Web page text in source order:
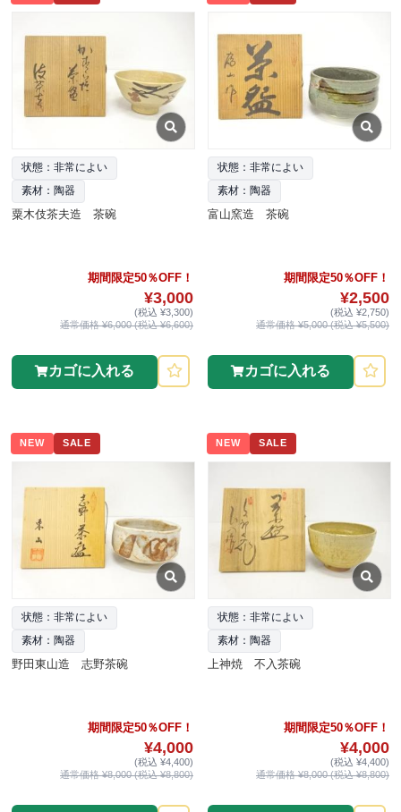
状態：非常によい
素材：陶器
粟木伎茶夫造 茶碗
期間限定50％OFF！
¥3,000
(税込 ¥3,300)
通常価格 ¥6,000 (税込 ¥6,600)
カゴに入れる
状態：非常によい
素材：陶器
富山窯造 茶碗
期間限定50％OFF！
¥2,500
(税込 ¥2,750)
通常価格 ¥5,000 (税込 ¥5,500)
カゴに入れる
NEW SALE
状態：非常によい
素材：陶器
野田東山造 志野茶碗
期間限定50％OFF！
¥4,000
(税込 ¥4,400)
通常価格 ¥8,000 (税込 ¥8,800)
NEW SALE
状態：非常によい
素材：陶器
上神焼 不入茶碗
期間限定50％OFF！
¥4,000
(税込 ¥4,400)
通常価格 ¥8,000 (税込 ¥8,800)